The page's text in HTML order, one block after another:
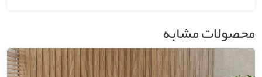
محصولات مشابه